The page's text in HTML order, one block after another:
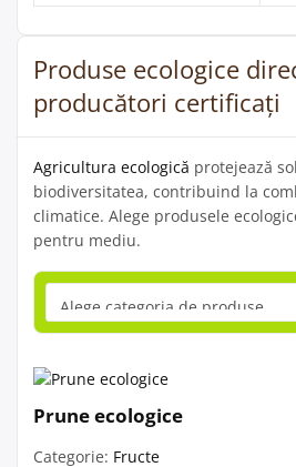
Produse ecologice
producători certificați
Agricultura ecologică protejează
biodiversitatea, contribuind la
climatice. Alege produsele
pentru mediu.
Prune ecologice
Categorie: Fructe